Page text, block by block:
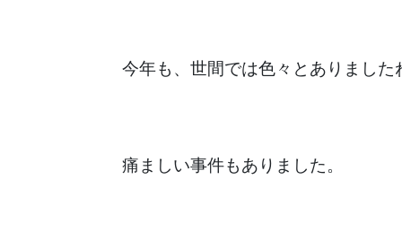
今年も、世間では色々とありました
痛ましい事件もありました。